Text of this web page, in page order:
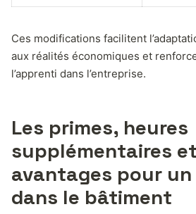
Ces modifications facilitent
aux réalités économiques et
l’apprenti dans l’entreprise.
Les primes, heures
supplémentaires
avantages pour
dans le bâtiment